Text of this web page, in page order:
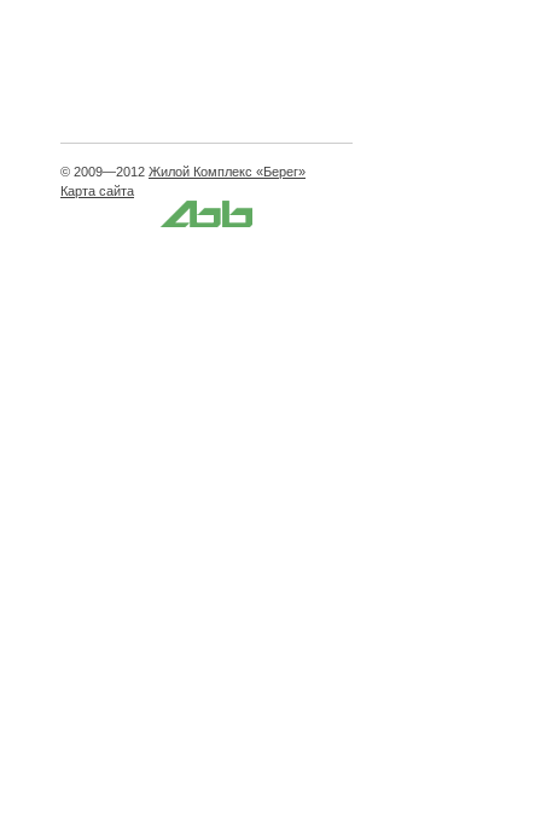
© 2009—2012 Жилой Комплекс «Берег»
Карта сайта